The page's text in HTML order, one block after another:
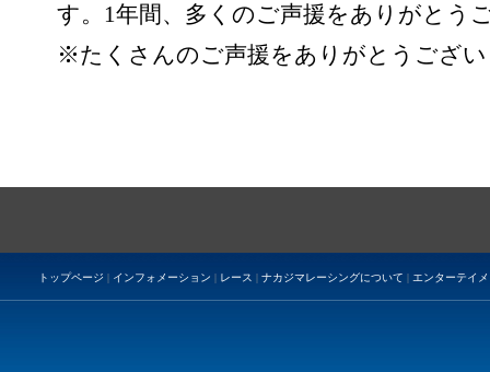
す。1年間、多くのご声援をありがとう
※たくさんのご声援をありがとうござ
トップページ | インフォメーション | レース | ナカジマレーシングについて | エンターテイ